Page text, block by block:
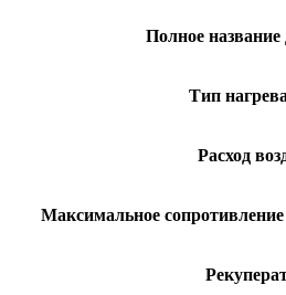
Полное название
Тип
Расход
Максимальное сопротивление